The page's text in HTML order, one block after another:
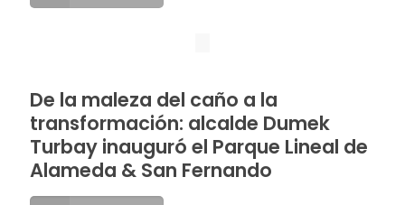
De la maleza del caño a la
transformación: alcalde Dumek
Turbay inauguró el Parque Lineal de
Alameda & San Fernando